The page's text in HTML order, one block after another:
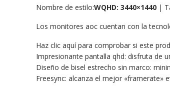
Nombre de estilo:WQHD: 3440×1440 |
Los monitores aoc cuentan con la
Haz clic aquí para comprobar si este
Impresionante pantalla qhd: disfruta de
Diseño de bisel estrecho sin marco:
Freesync: alcanza el mejor «framerate»